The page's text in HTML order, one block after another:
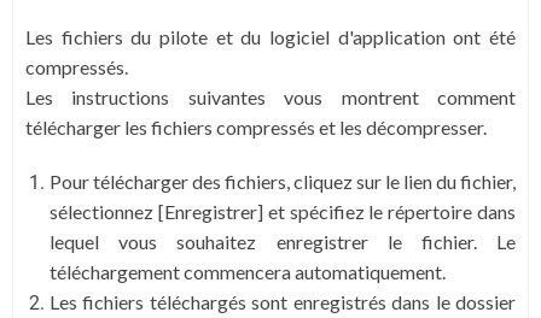
Les fichiers du pilote et du logiciel d'application ont été
compressés.
Les instructions suivantes vous montrent comment
télécharger les fichiers compressés et les décompresser.
Pour télécharger des fichiers, cliquez sur le lien du fichier,
sélectionnez [Enregistrer] et spécifiez le répertoire dans
lequel vous souhaitez enregistrer le fichier. Le
téléchargement commencera automatiquement.
Les fichiers téléchargés sont enregistrés dans le dossier